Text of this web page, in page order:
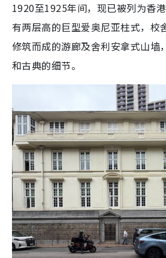
1920至1925年间，现已被列为香
有两层高的巨型爱奥尼亚柱式，校
修筑而成的游廊及舍利安拿式山墙
和古典的细节。